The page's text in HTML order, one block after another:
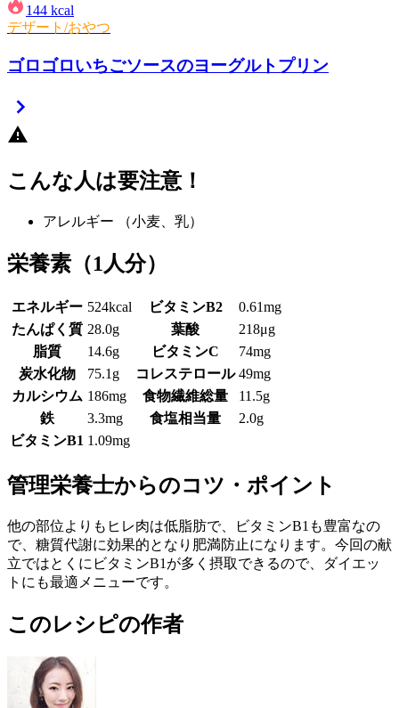
144 kcal
デザート/おやつ
ゴロゴロいちごソースのヨーグルトプリン
こんな人は要注意！
アレルギー （小麦、乳）
栄養素 （1人分）
エネルギー 524kcal ビタミンB2
0.61mg
たんぱく質 28.0g 葉酸
218μg
脂質
14.6g ビタミンC
74mg
炭水化物
75.1g コレステロール 49mg
カルシウム 186mg 食物繊維総量
11.5g
鉄
3.3mg 食塩相当量
2.0g
ビタミンB1 1.09mg
管理栄養士からのコツ・ポイント
他の部位よりもヒレ肉は低脂肪で、ビタミンB1も豊富なの
で、糖質代謝に効果的となり肥満防止になります。今回の献
立ではとくにビタミンB1が多く摂取できるので、ダイエッ
トにも最適メニューです。
このレシピの作者